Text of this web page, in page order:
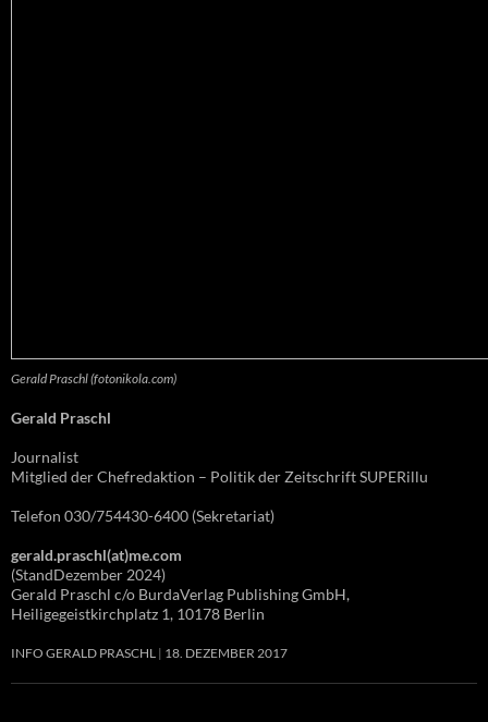
Gerald Praschl (fotonikola.com)
Gerald Praschl
Journalist
Mitglied der Chefredaktion – Politik der Zeitschrift SUPERillu
Telefon 030/754430-6400 (Sekretariat)
gerald.praschl(at)me.com
(StandDezember 2024)
Gerald Praschl c/o BurdaVerlag Publishing GmbH,
Heiligegeistkirchplatz 1, 10178 Berlin
INFO GERALD PRASCHL 18. DEZEMBER 2017